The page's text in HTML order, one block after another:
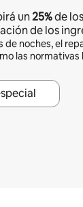
un25%de
de los
de noches, el
las